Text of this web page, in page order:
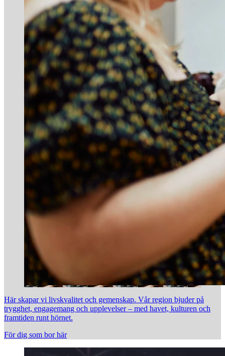
Här skapar vi livskvalitet och gemenskap. Vår region bjuder på
trygghet, engagemang och upplevelser – med havet, kulturen och
framtiden runt hörnet.
För dig som bor här